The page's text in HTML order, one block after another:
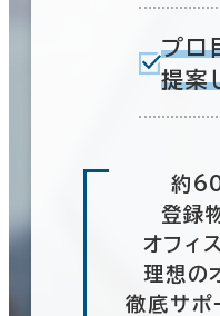
プロ
提案
約
登録
オフィ
理想の
徹底サポ